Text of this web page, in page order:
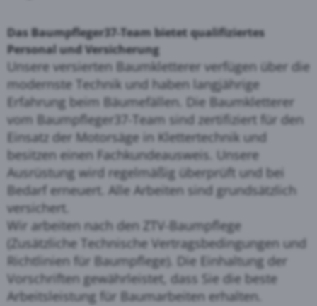
Das Baumpfleger37-Team bietet qualifiziertes
Personal und Versicherung
Unsere versierten Baumkletterer verfügen über die
modernste Technik und haben langjährige
Erfahrung beim Bäumefällen. Die Baumkletterer
vom Baumpfleger37-Team sind zertifiziert für den
Einsatz der Motorsäge in Klettertechnik und
besitzen einen Fachkundeausweis. Unsere
Ausrüstung wird regelmäßig überprüft und bei
Bedarf erneuert. Alle Arbeiten sind grundsätzlich
versichert.
Wir arbeiten nach den ZTV-Baumpflege
(Zusätzliche Technische Vertragsbedingungen und
Richtlinien für Baumpflege). Die Einhaltung der
Vorschriften gewährleistet, dass Sie die beste
Arbeitsleistung für Baumarbeiten erhalten.